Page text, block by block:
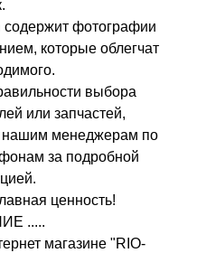
содержит фотографии
которые облегчат
выбора
или запчастей,
нашим менеджерам по
за подробной
ценность!
.....
магазине "RIO-